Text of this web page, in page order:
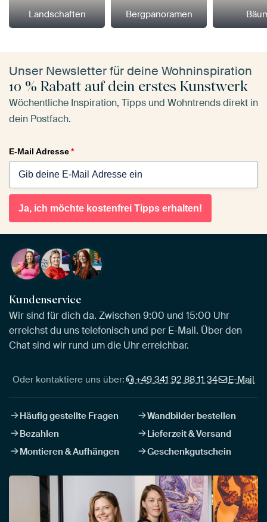
Landschaften Bergpanoramen
Unser Newsletter für deine Wohninspiration
10 % Rabatt auf dein erstes Kunstwerk
Wöchentliche Inspiration, Tipps und Wohntrends direkt in
dein Postfach.
E-Mail Adresse*
Ja, ich möchte kostenfrei Tipps erhalten!
Kundenservice
Wir sind für dich da. Zwischen 9:00 und 15:00 Uhr
erreichst du uns telefonisch und per E-Mail. Über den
Chat sind wir rund um die Uhr erreichbar.
Oder kontaktiere uns über: +49 341 92 88 11 34 E-Mail
Häufig gestellte Fragen
Wandbilder bestellen
Bezahlen
Lieferzeit & Versand
Montieren & Aufhängen
Geschenkgutschein